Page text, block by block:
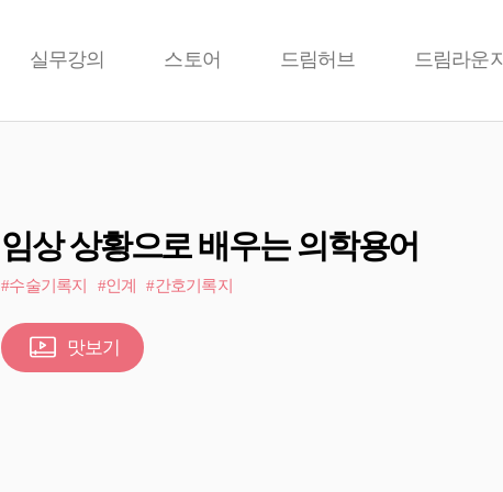
실무강의 스토어 드림허브 드림라운지
임상 상황으로 배우는 의학용어
#수술기록지 #인계 #간호기록지
맛보기